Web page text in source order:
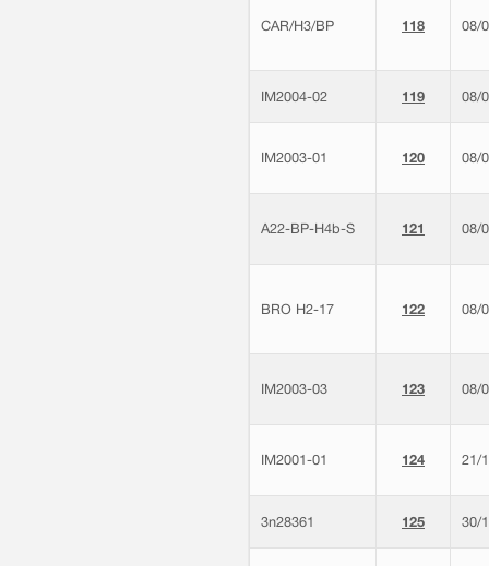
CAR/H3/BP 118 08/
IM2004-02 119 08/
IM2003-01 120 08/
A22-BP-H4b-S 121 08/
BRO H2-17 122 08/
IM2003-03 123 08/
IM2001-01 124 21/
3n28361 125 30/